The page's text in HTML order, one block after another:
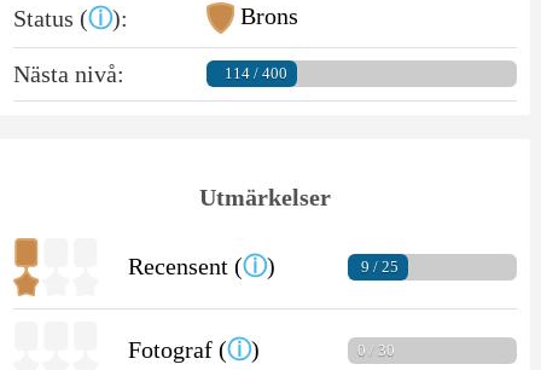
Status (ⓘ): Brons
Nästa nivå: 114 / 400
Utmärkelser
Recensent (ⓘ) 9 / 25
Fotograf (ⓘ) 0 / 30